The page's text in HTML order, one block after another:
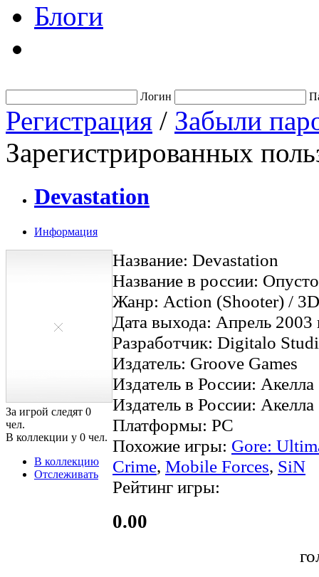
Блоги
Логин
Регистрация / Забыли
Зарегистрированных
Devastation
Информация
За игрой следят 0
чел.
В коллекции у 0 чел.
В коллекцию
Отслеживать
Название: Devastation
Название в россии:
Жанр: Action (Shooter) /
Дата выхода: Апрель 2003
Разработчик: Digitalo
Издатель: Groove Games
Издатель в России: Акелла
Издатель в России: Акелла
Платформы: PC
Похожие игры: Gore:
Crime, Mobile Forces, SiN
Рейтинг игры:
0.00